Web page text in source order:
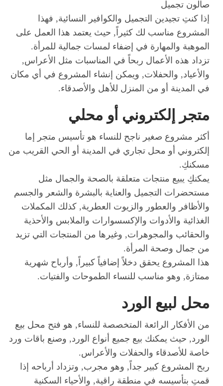
صالون تجميل
إذا كنتِ تجيدين التجميل والكوافير النسائية, فهذا
المشروع مناسب لك كثيراً, حيث يعتمد هذا العمل على
الموهبة والمهارة في إضفاء لمسات جمالية للمرأة.
تزداد هذه الأعمال ربحاً في المناسبات مثل الأعراس,
والأعياد, والحفلات, ويمكن إنشاء المشروع في أي مكان
في المدينة أو من المنزل للأهل والأصدقاء.
متجر إلكتروني أو محلي
أكثر مشروع صغير ناجح للنساء هو تأسيس متجر إما
إلكتروني أو محل تجاري في المدينة أو الحي القريب من
مسكنكِ.
يمكنكِ يبيع منتجات متعلقة بالصحة والجمال مثل
مستحضرات التجميل والعناية بالبشرة والشعر والجسم
والأظافر والعطور والزيوت العطرية, كذلك المكملات
الغذائية والأدوات والإكسسوارات والملابس والأحذية
والحقائب والمجوهرات, وغيرها من المنتجات التي تزيد
من جمال وصحة المرأة.
هذا المشروع يحقق دخلاً إضافياً كبيراً, وأرباح شهرية
ممتازة, وهو مناسب للنساء الطموحات والفتيات.
محل لبيع الورد
من الأفكار الرائعة المتخصصة للنساء, هو فتح محل بيع
الورد, حيث يمكنك بيع جميع أنواع الورد, وصنع باقات ورد
خاصة للأصدقاء والحفلات والأعراس.
ربح المشروع كبير جداً, وهو مجرب, وتزداد أرباحه إذا
قمتِ بتأسيسه في منطقة راقية, والأحياء السكنية